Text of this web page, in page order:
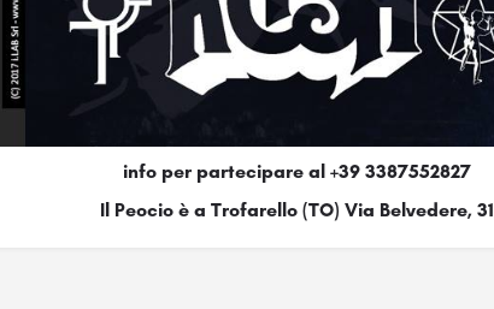
info per partecipare al +39 3387552827
Il Peocio è a Trofarello (TO) Via Belvedere, 31